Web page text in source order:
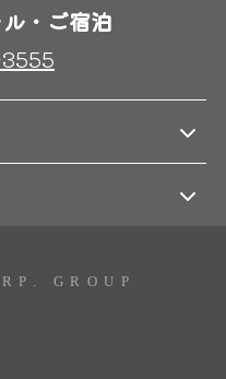
・ご宿泊
GROUP